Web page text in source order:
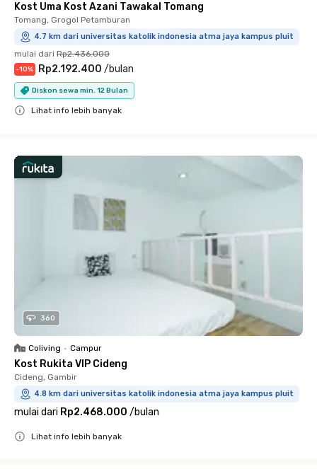
Kost Uma Kost Azani Tawakal Tomang
Tomang, Grogol Petamburan
4.7 km dari universitas katolik indonesia atma jaya kampus pluit
mulai dari Rp2.436.000
-10% Rp2.192.400 /bulan
Diskon sewa min. 12 Bulan
Lihat info lebih banyak
360
Coliving • Campur
Kost Rukita VIP Cideng
Cideng, Gambir
4.8 km dari universitas katolik indonesia atma jaya kampus pluit
mulai dari Rp2.468.000 /bulan
Lihat info lebih banyak